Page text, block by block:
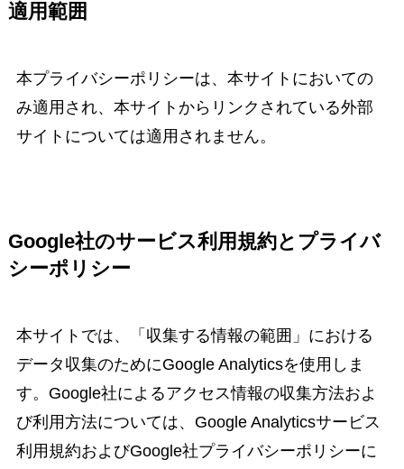
適用範囲
本プライバシーポリシーは、本サイトにおいての
み適用され、本サイトからリンクされている外部
サイトについては適用されません。
Google社のサービス利用規約とプライバ
シーポリシー
本サイトでは、「収集する情報の範囲」における
データ収集のためにGoogle Analyticsを使用しま
す。Google社によるアクセス情報の収集方法およ
び利用方法については、Google Analyticsサービス
利用規約およびGoogle社プライバシーポリシーに